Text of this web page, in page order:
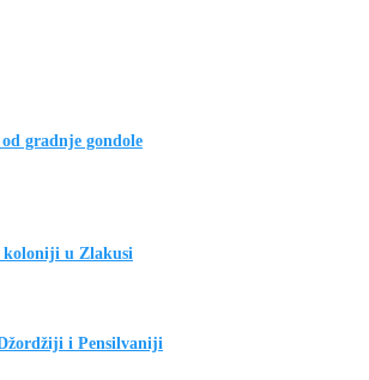
gradnje gondole
u Zlakusi
i Pensilvaniji